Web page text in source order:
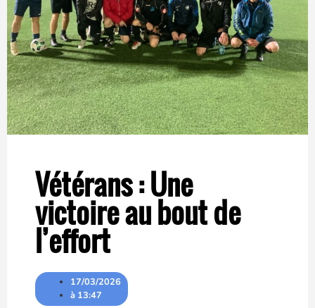
Vétérans : Une
victoire au bout de
l’effort
17/03/2026
à 13:47